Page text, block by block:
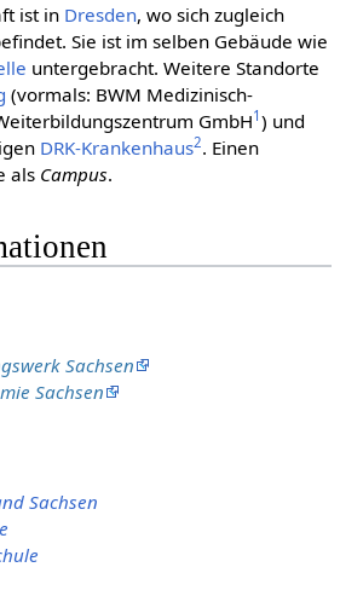
ist in Dresden, wo sich zugleich
Sie ist im selben Gebäude wie
untergebracht. Weitere Standorte
(vormals: BWM Medizinisch-
GmbH1 ) und
DRK-Krankenhaus2. Einen
als Campus.
Sachsen
Sachsen
Sachsen